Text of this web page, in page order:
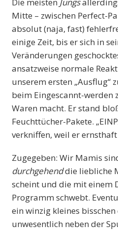
Mitte – zwischen Perfect-
absolut (naja, fast)
einige Zeit, bis er sich in
Veränderungen
ansatzweise normale
unserem ersten „Ausflug“
beim Eingescannt-werden
Waren macht. Er stand
Feuchttücher-Pakete.
verkniffen, weil er
Zugegeben: Wir Mamis
durchgehenddie liebliche
scheint und die mit einem
Programm schwebt.
ein winzig kleines
unwesentlich neben der